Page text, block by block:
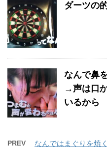
ダーツの
なんで鼻
→声は口
いるから
PREV なんではまぐりを焼